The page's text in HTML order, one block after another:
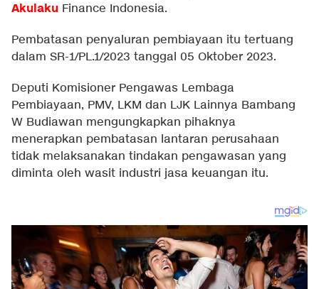
Akulaku Finance Indonesia.
Pembatasan penyaluran pembiayaan itu tertuang
dalam SR-1/PL.1/2023 tanggal 05 Oktober 2023.
Deputi Komisioner Pengawas Lembaga
Pembiayaan, PMV, LKM dan LJK Lainnya Bambang
W Budiawan mengungkapkan pihaknya
menerapkan pembatasan lantaran perusahaan
tidak melaksanakan tindakan pengawasan yang
diminta oleh wasit industri jasa keuangan itu.